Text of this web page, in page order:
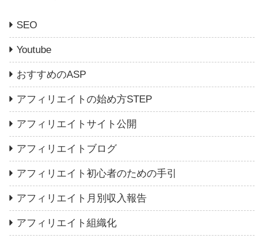
SEO
Youtube
おすすめのASP
アフィリエイトの始め方STEP
アフィリエイトサイト公開
アフィリエイトブログ
アフィリエイト初心者のための手引
アフィリエイト月別収入報告
アフィリエイト組織化